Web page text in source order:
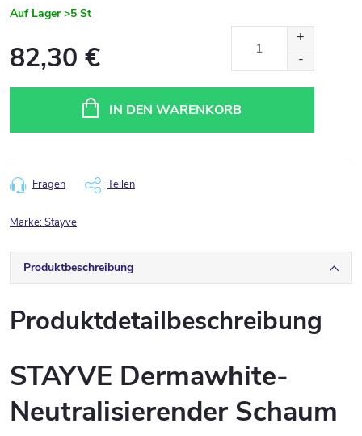
Auf Lager >5 St
82,30 €
IN DEN WARENKORB
Fragen Teilen
Marke:Stayve
Produktbeschreibung
Produktdetailbeschreibung
STAYVE Dermawhite-
Neutralisierender Schaum